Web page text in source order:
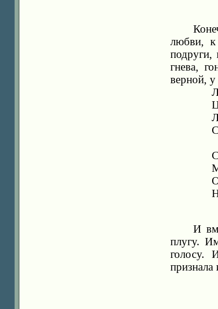
любви,
подруги,
гнева,
верной, у
И
плугу.
голосу.